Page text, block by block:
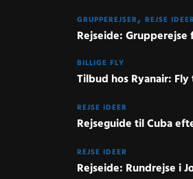
GRUPPEREJSER REJSE
Rejseide:
BILLIGE FLY
Tilbud hos Ryanair:
REJSE IDEER
Rejseguide til Cuba
REJSE IDEER
Rejseide: Rundrejse i